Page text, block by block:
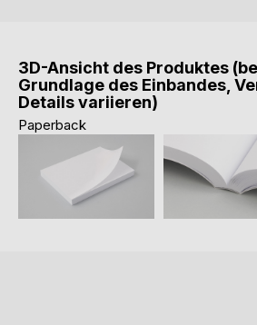
3D-Ansicht des Produktes
Grundlage des Einbandes,
Details variieren)
Paperback